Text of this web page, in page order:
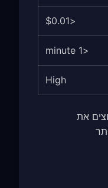
<$0.01
<1 minute
High
את